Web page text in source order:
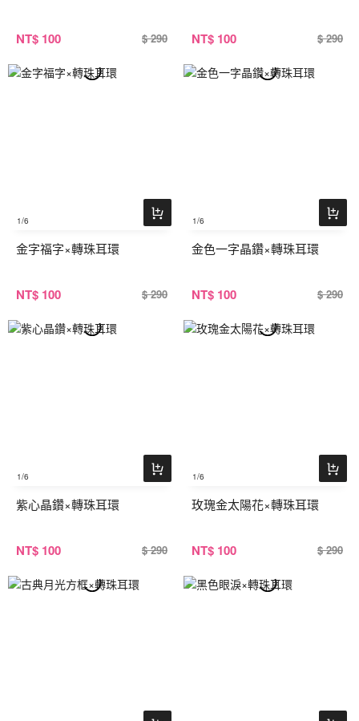
NT$ 100 $ 290 NT$ 100 $ 290
1/6
金字福字×轉珠耳環
NT$ 100 $ 290
1/6
金色一字晶鑽×轉珠耳環
NT$ 100 $ 290
1/6
紫心晶鑽×轉珠耳環
NT$ 100 $ 290
1/6
玫瑰金太陽花×轉珠耳環
NT$ 100 $ 290